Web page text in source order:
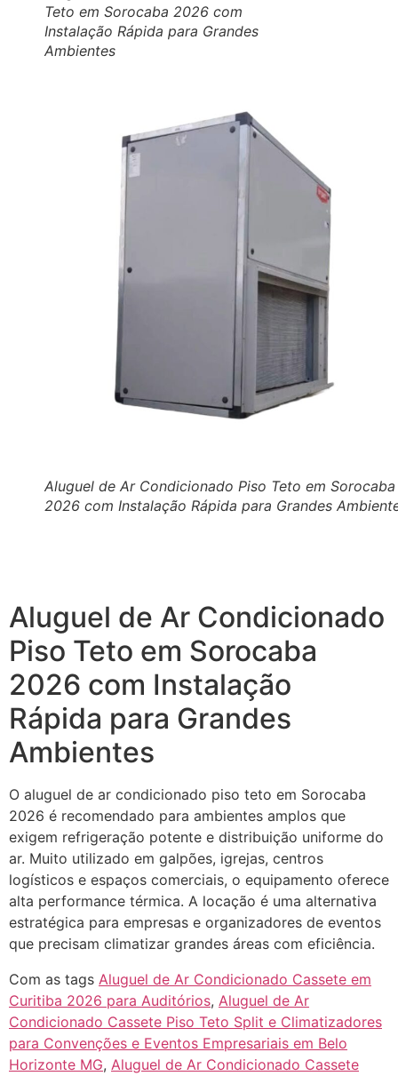
Teto em Sorocaba 2026 com
Instalação Rápida para Grandes
Ambientes
Aluguel de Ar Condicionado Piso Teto em Sorocaba
2026 com Instalação Rápida para Grandes
Aluguel de Ar Condicionado
Piso Teto em Sorocaba
2026 com Instalação
Rápida para Grandes
Ambientes
O aluguel de ar condicionado piso teto em Sorocaba
2026 é recomendado para ambientes amplos que
exigem refrigeração potente e distribuição uniforme do
ar. Muito utilizado em galpões, igrejas, centros
logísticos e espaços comerciais, o equipamento oferece
alta performance térmica. A locação é uma alternativa
estratégica para empresas e organizadores de eventos
que precisam climatizar grandes áreas com eficiência.
Com as tags Aluguel de Ar Condicionado Cassete em
Curitiba 2026 para Auditórios, Aluguel de Ar
Condicionado Cassete Piso Teto Split e Climatizadores
para Convenções e Eventos Empresariais em Belo
Horizonte MG, Aluguel de Ar Condicionado Cassete